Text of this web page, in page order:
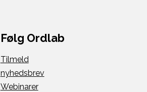
Følg Ordlab
Tilmeld
nyhedsbrev
Webinarer